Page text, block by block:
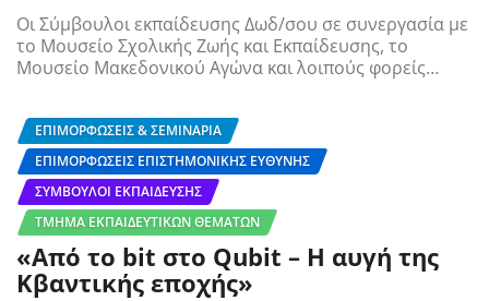
Οι Σύμβουλοι εκπαίδευσης Δωδ/σου σε συνεργασία με
το Μουσείο Σχολικής Ζωής και Εκπαίδευσης, το
Μουσείο Μακεδονικού Αγώνα και λοιπούς φορείς…
ΕΠΙΜΟΡΦΏΣΕΙΣ & ΣΕΜΙΝΆΡΙΑ
ΕΠΙΜΟΡΦΏΣΕΙΣ ΕΠΙΣΤΗΜΟΝΙΚΉΣ ΕΥΘΎΝΗΣ
ΣΎΜΒΟΥΛΟΙ ΕΚΠΑΊΔΕΥΣΗΣ
ΤΜΉΜΑ ΕΚΠΑΙΔΕΥΤΙΚΏΝ ΘΕΜΆΤΩΝ
«Από το bit στο Qubit – Η αυγή της
Κβαντικής εποχής»